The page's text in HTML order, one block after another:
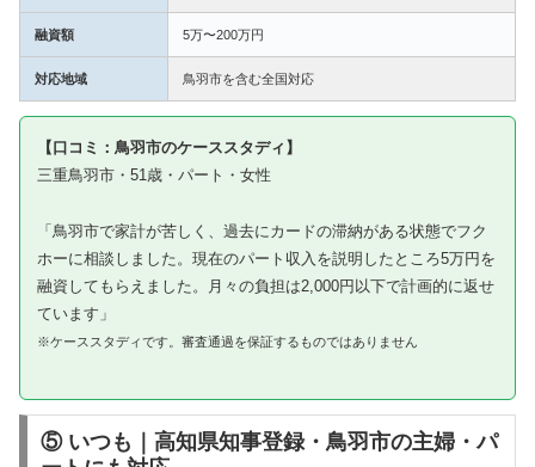
融資額 5万〜200万円
対応地域 鳥羽市を含む全国対応
【口コミ：鳥羽市のケーススタディ】
三重鳥羽市・51歳・パート・女性
「鳥羽市で家計が苦しく、過去にカードの滞納がある状態でフク
ホーに相談しました。現在のパート収入を説明したところ5万円を
融資してもらえました。月々の負担は2,000円以下で計画的に返せ
ています」
※ケーススタディです。審査通過を保証するものではありません
⑤ いつも｜高知県知事登録・鳥羽市の主婦・パ